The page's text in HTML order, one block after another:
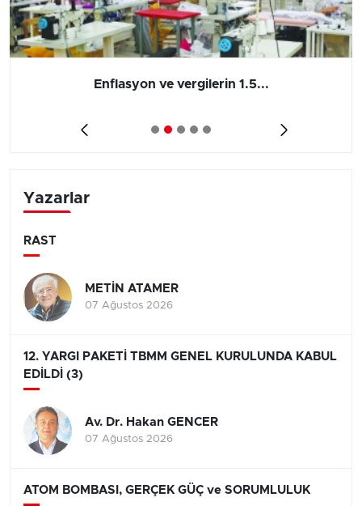
Enflasyon ve vergilerin 1.5...
Yazarlar
RAST
METİN ATAMER
07 Ağustos 2026
12. YARGI PAKETİ TBMM GENEL KURULUNDA KABUL
EDİLDİ (3)
Av. Dr. Hakan GENCER
07 Ağustos 2026
ATOM BOMBASI, GERÇEK GÜÇ ve SORUMLULUK